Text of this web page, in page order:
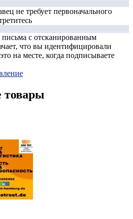
не требует первоначального
с отсканированным
что вы идентифицировали
на месте, когда подписываете
товары